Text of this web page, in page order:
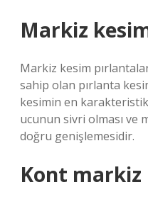
Markiz
Markiz kesim
sahip olan pırlanta
kesimin en
ucunun sivri olması ve
doğru genişlemesidir.
Kont markiz